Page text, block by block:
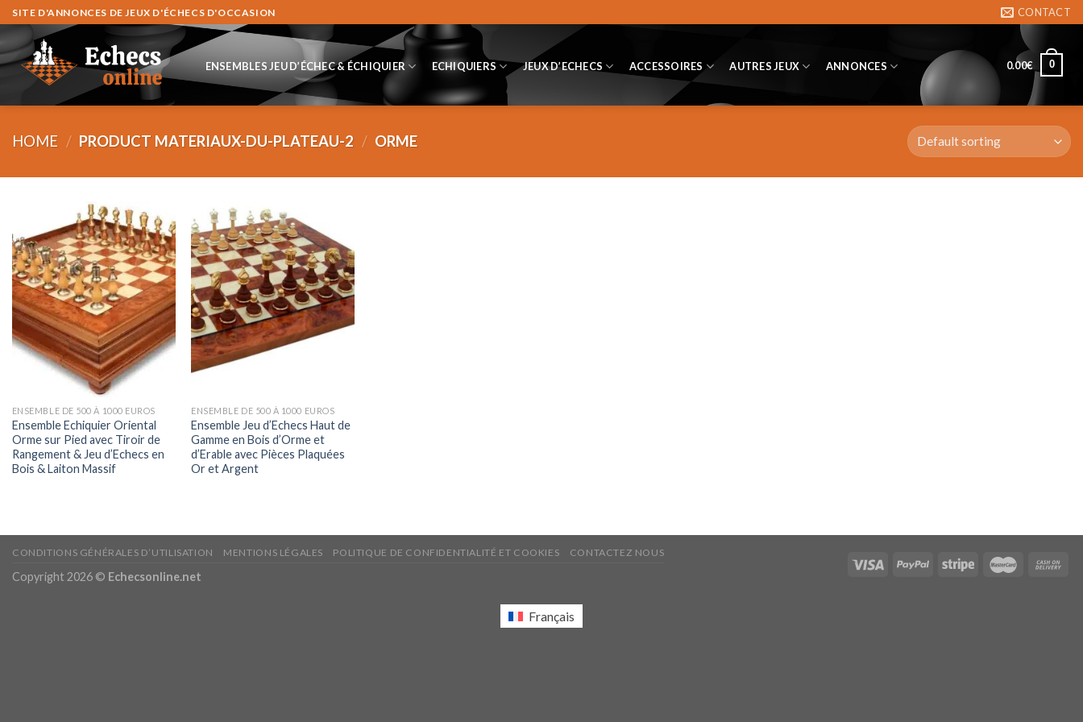
Skip
to
content
SITE D'ANNONCES DE JEUX D'ÉCHECS D'OCCASION CONTACT
ENSEMBLES JEU D’ÉCHEC & ÉCHIQUIER ECHIQUIERS JEUX D’ECHECS ACCESSOIRES AUTRES JEUX ANNONCES 0.00€ 0
HOME / PRODUCT MATERIAUX-DU-PLATEAU-2 / ORME
ENSEMBLE DE 500 À 1000 EUROS
Ensemble Echiquier Oriental
Orme sur Pied avec Tiroir de
Rangement & Jeu d’Echecs en
Bois & Laiton Massif
ENSEMBLE DE 500 À 1000 EUROS
Ensemble Jeu d’Echecs Haut de
Gamme en Bois d’Orme et
d’Erable avec Pièces Plaquées
Or et Argent
CONDITIONS GÉNÉRALES D’UTILISATION MENTIONS LÉGALES POLITIQUE DE CONFIDENTIALITÉ ET COOKIES CONTACTEZ NOUS
Copyright 2026 © Echecsonline.net
Français